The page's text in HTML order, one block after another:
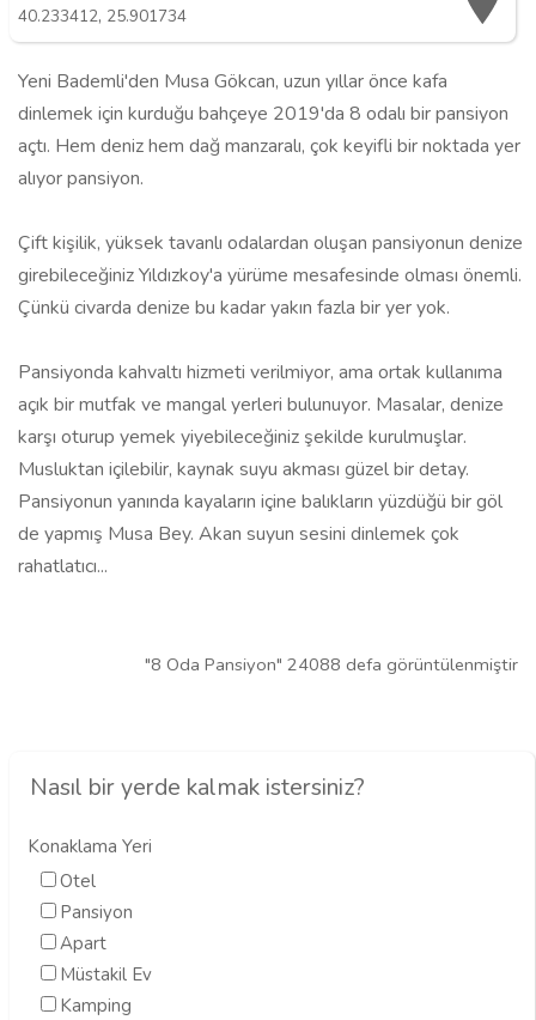
40.233412, 25.901734
Yeni Bademli'den Musa Gökcan, uzun yıllar önce kafa
dinlemek için kurduğu bahçeye 2019'da 8 odalı bir pansiyon
açtı. Hem deniz hem dağ manzaralı, çok keyifli bir noktada yer
alıyor pansiyon.
Çift kişilik, yüksek tavanlı odalardan oluşan pansiyonun denize
girebileceğiniz Yıldızkoy'a yürüme mesafesinde olması önemli.
Çünkü civarda denize bu kadar yakın fazla bir yer yok.
Pansiyonda kahvaltı hizmeti verilmiyor, ama ortak kullanıma
açık bir mutfak ve mangal yerleri bulunuyor. Masalar, denize
karşı oturup yemek yiyebileceğiniz şekilde kurulmuşlar.
Musluktan içilebilir, kaynak suyu akması güzel bir detay.
Pansiyonun yanında kayaların içine balıkların yüzdüğü bir göl
de yapmış Musa Bey. Akan suyun sesini dinlemek çok
rahatlatıcı...
"8 Oda Pansiyon" 24088 defa görüntülenmiştir
Nasıl bir yerde kalmak istersiniz?
Konaklama Yeri
Otel
Pansiyon
Apart
Müstakil Ev
Kamping